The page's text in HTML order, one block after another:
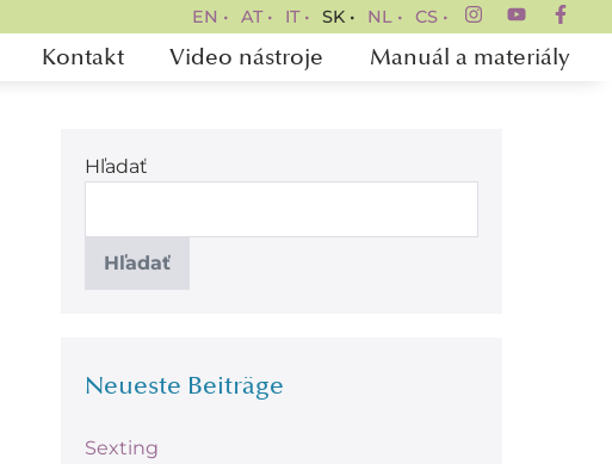
EN • AT • IT • SK • NL • CS •
Kontakt Video nástroje Manuál a materiály
Hľadať
Hľadať
Neueste Beiträge
Sexting